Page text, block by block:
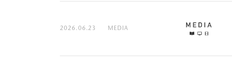
2026.06.23 MEDIA